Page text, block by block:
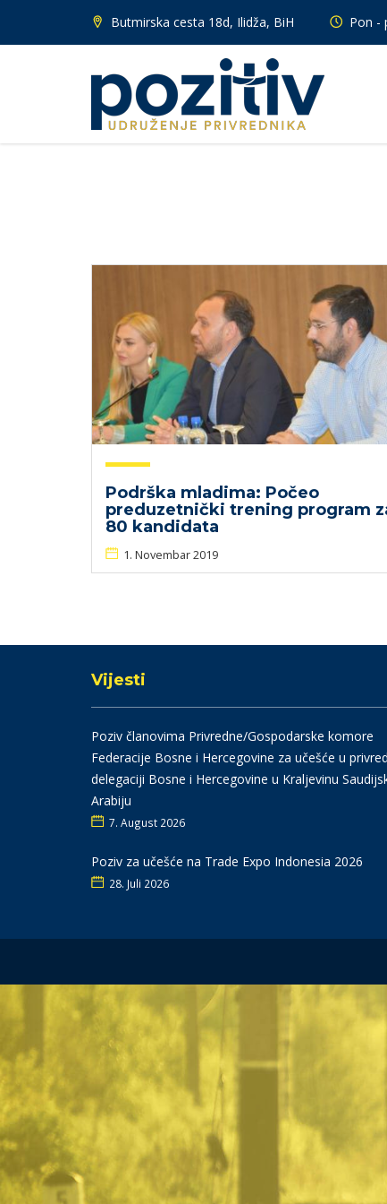
Butmirska cesta 18d, Ilidža, BiH Pon -
Podrška mladima: Počeo
preduzetnički trening program
80 kandidata
1. Novembar 2019
Vijesti
Poziv članovima Privredne/Gospodarske komore
Federacije Bosne i Hercegovine za učešće u
delegaciji Bosne i Hercegovine u Kraljevinu
Arabiju
7. August 2026
Poziv za učešće na Trade Expo Indonesia 2026
28. Juli 2026